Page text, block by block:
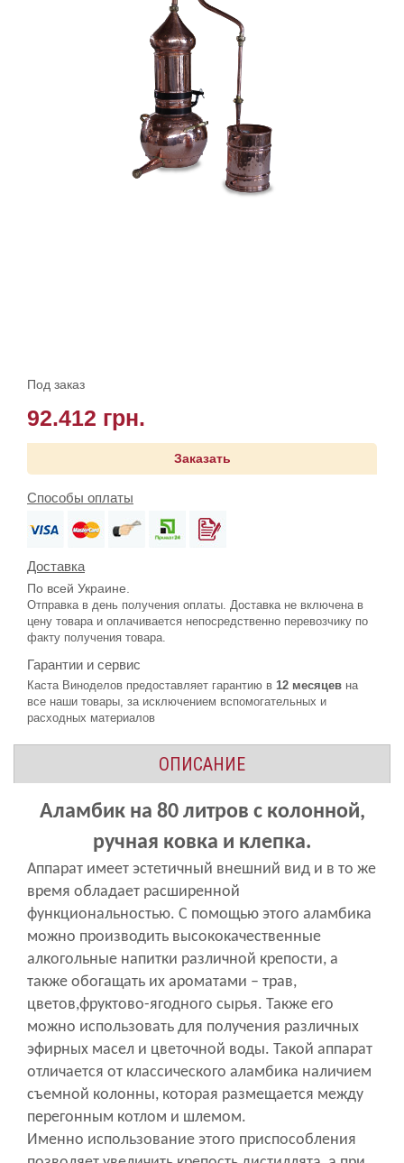
Под заказ
92.412 грн.
Заказать
Способы оплаты
Доставка
По всей Украине.
Отправка в день получения оплаты. Доставка не включена в
цену товара и оплачивается непосредственно перевозчику по
факту получения товара.
Гарантии и сервис
Каста Виноделов предоставляет гарантию в 12 месяцев на
все наши товары, за исключением вспомогательных и
расходных материалов
ОПИСАНИЕ
Аламбик на 80 литров с колонной,
ручная ковка и клепка.
Аппарат имеет эстетичный внешний вид и в то же
время обладает расширенной
функциональностью. С помощью этого аламбика
можно производить высококачественные
алкогольные напитки различной крепости, а
также обогащать их ароматами – трав,
цветов,фруктово-ягодного сырья. Также его
можно использовать для получения различных
эфирных масел и цветочной воды. Такой аппарат
отличается от классического аламбика наличием
съемной колонны, которая размещается между
перегонным котлом и шлемом.
Именно использование этого приспособления